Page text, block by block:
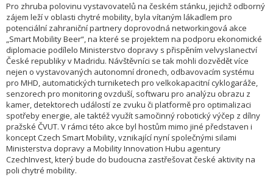
Pro zhruba polovinu vystavovatelů na českém stánku, jejichž odborný
zájem leží v oblasti chytré mobility, byla vítaným lákadlem pro
potenciální zahraniční partnery doprovodná networkingová akce
„Smart Mobility Beer“, na které se projektem na podporu ekonomické
diplomacie podílelo Ministerstvo dopravy s přispěním velvyslanectví
České republiky v Madridu. Návštěvníci se tak mohli dozvědět více
nejen o vystavovaných autonomní dronech, odbavovacím systému
pro MHD, automatických turniketech pro velkokapacitní cyklogaráže,
senzorech pro monitoring ovzduší, softwaru pro analýzu obrazu z
kamer, detektorech událostí ze zvuku či platformě pro optimalizaci
spotřeby energie, ale taktéž využít samočinný robotický výčep z dílny
pražské ČVUT. V rámci této akce byl hostům mimo jiné představen i
koncept Czech Smart Mobility, vznikající nyní společnými silami
Ministerstva dopravy a Mobility Innovation Hubu agentury
CzechInvest, který bude do budoucna zastřešovat české aktivity na
poli chytré mobility.